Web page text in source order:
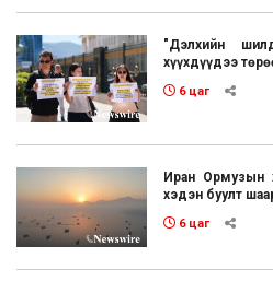
"Дэлхийн
хүүхдүүдээ
6 цаг
Иран Ормузын
хэдэн буулт
6 цаг